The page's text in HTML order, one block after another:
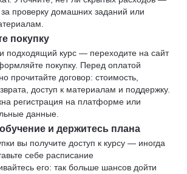
проверку домашних заданий или
покупку
подходящий курс — переходите на сайт
покупку. Перед оплатой
прочитайте договор: стоимость,
доступ к материалам и поддержку.
регистрация на платформе или
данные.
и держитесь плана
вы получите доступ к курсу — иногда
себе расписание
его: так больше шансов дойти